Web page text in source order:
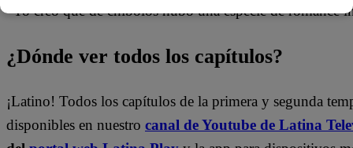
“Yo creo que de chibolos hubo una especie de romance
¿Dónde ver todos los capítulos?
¡Latino! Todos los capítulos de la primera y segunda
disponibles en nuestro canal de Youtube de Latina